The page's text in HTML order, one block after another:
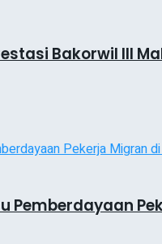
Bakorwil III
Pemberdayaan